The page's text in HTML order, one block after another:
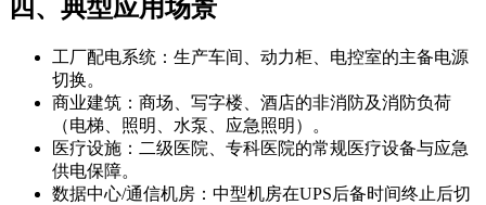
四、典型应用场景
工厂配电系统：生产车间、动力柜、电控室的主备电源
切换。
商业建筑：商场、写字楼、酒店的非消防及消防负荷
（电梯、照明、水泵、应急照明）。
医疗设施：二级医院、专科医院的常规医疗设备与应急
供电保障。
数据中心/通信机房：中型机房在UPS后备时间终止后切